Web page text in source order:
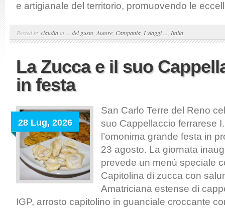
e artigianale del territorio, promuovendo le
Posted byclaudia in ... del gusto Autore Campania I viaggi ... Italia
La Zucca e il suo
in festa
28 Lug, 2026
San Carlo Terre del Reno
suo Cappellaccio ferrarese
l’omonima grande festa in
23 agosto. La giornata
prevede un menù speciale
Capitolina di zucca con
Amatriciana estense di
IGP, arrosto capitolino in guanciale croccante